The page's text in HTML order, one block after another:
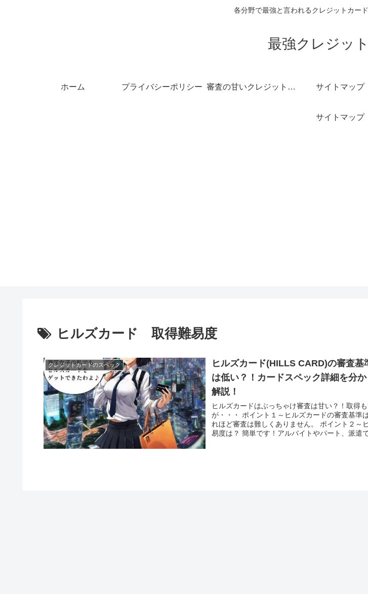
各分野で最強と言われるクレジットカー
最強クレジッ
ホーム プライバシーポリシー 審査の甘いクレジットカード サイトマップ
サイトマップ
ヒルズカード 取得難易度
クレジットカードのスペック
ヒルズカード(HILLS CARD)の審査基
は低い？！カードスペック詳細を分か
解説！
ヒルズカードはぶっちゃけ審査は甘い？！取得
が・・・ ポイント１～ヒルズカードの審査基準
れほど審査は難しくありません。 ポイント２～
易度は？ 簡単です！アルバイトやパート、派遣で